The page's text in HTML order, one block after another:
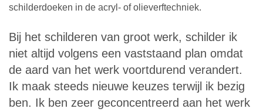
schilderdoeken in de acryl- of olieverftechniek.
Bij het schilderen van groot werk, schilder ik
niet altijd volgens een vaststaand plan omdat
de aard van het werk voortdurend verandert.
Ik maak steeds nieuwe keuzes terwijl ik bezig
ben. Ik ben zeer geconcentreerd aan het werk